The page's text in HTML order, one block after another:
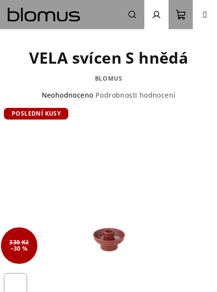
obsah
Hledat Přihlášení
košík
VELA svícen S hnědá
BLOMUS
Průměrné
produktu
Neohodnoceno Podrobnosti hodnocení
POSLEDNÍ KUSY
330 Kč
–30 %